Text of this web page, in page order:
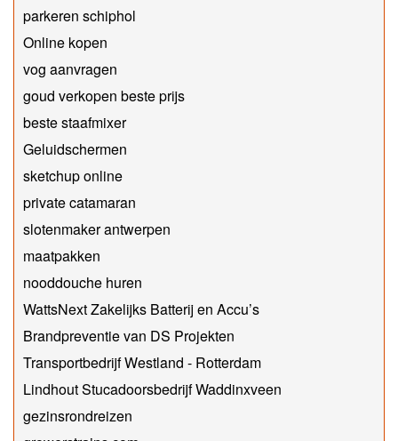
parkeren schiphol
Online kopen
vog aanvragen
goud verkopen beste prijs
beste staafmixer
Geluidschermen
sketchup online
private catamaran
slotenmaker antwerpen
maatpakken
nooddouche huren
WattsNext Zakelijks Batterij en Accu’s
Brandpreventie van DS Projekten
Transportbedrijf Westland - Rotterdam
Lindhout Stucadoorsbedrijf Waddinxveen
gezinsrondreizen